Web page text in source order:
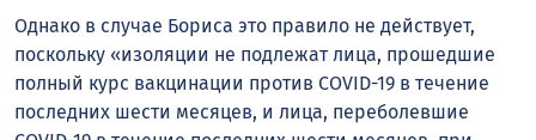
Однако в случае Бориса это правило не действует,
поскольку «изоляции не подлежат лица, прошедшие
полный курс вакцинации против COVID-19 в течение
последних шести месяцев, и лица, переболевшие